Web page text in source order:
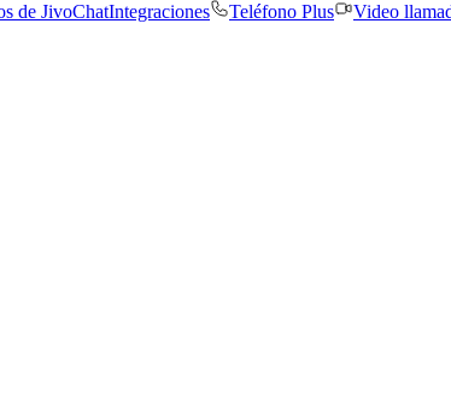
de JivoChatIntegraciones Teléfono Plus Video